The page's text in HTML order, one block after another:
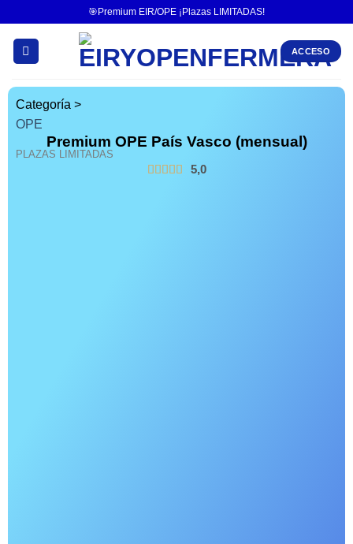
🎯Premium EIR/OPE ¡Plazas LIMITADAS!
ACCESO
Categoría >
OPE
Premium OPE País Vasco (mensual)
PLAZAS LIMITADAS
5,0